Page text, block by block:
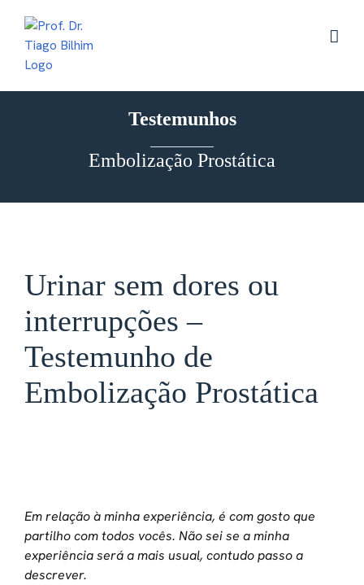
content
Testemunhos
Embolização Prostática
Urinar sem dores ou
interrupções –
Testemunho de
Embolização Prostática
Em relação à minha experiência, é com gosto que
partilho com todos vocês. Não sei se a minha
experiência será a mais usual, contudo passo a
descrever.